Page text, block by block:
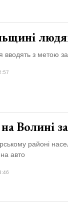
вводять з метою
Волині
районі
на авто